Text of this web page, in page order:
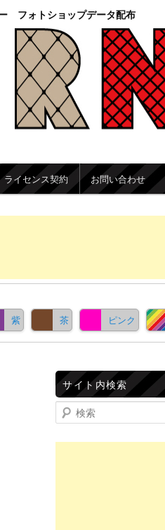
フォトショップデータ配布
ライセンス契約 お問い合わせ
紫 茶 ピンク
サイト内検索
検索